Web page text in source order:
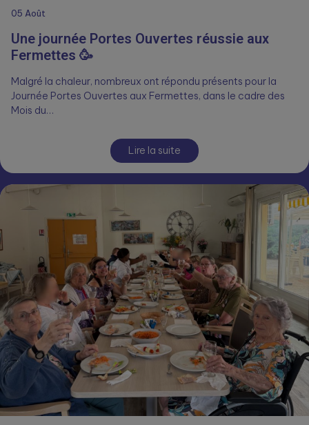
05 Août
Une journée Portes Ouvertes réussie aux
Malgré la chaleur, nombreux ont répondu présents pour la
Journée Portes Ouvertes aux Fermettes, dans le cadre des
Mois du…
Lire la suite